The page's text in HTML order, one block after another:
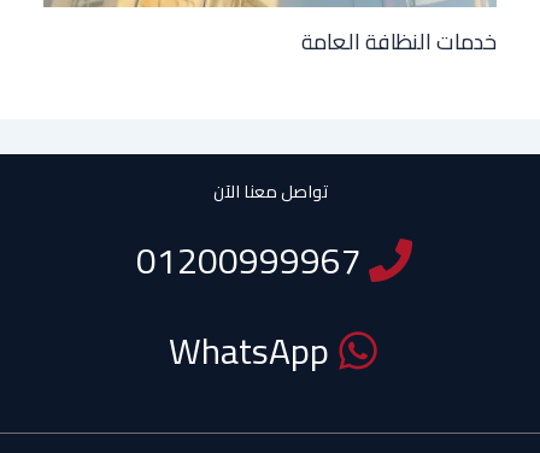
خدمات النظافة العامة
تواصل معنا الآن
01200999967
WhatsApp